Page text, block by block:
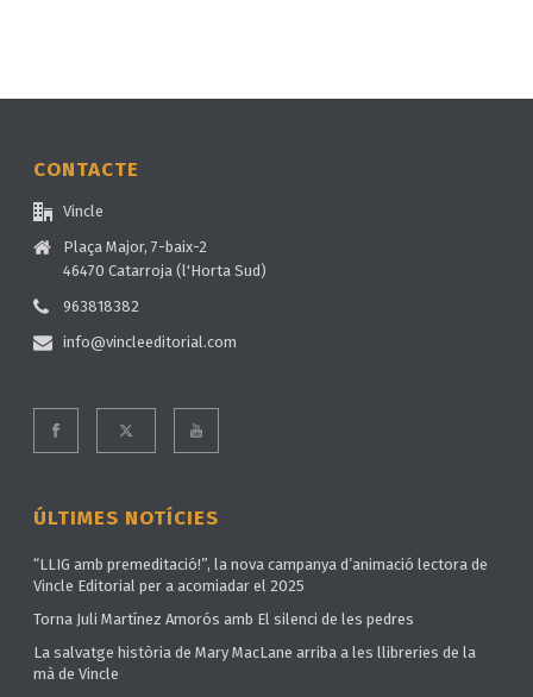
CONTACTE
Vincle
Plaça Major, 7-baix-2
46470 Catarroja (l'Horta Sud)
963818382
info@vincleeditorial.com
ÚLTIMES NOTÍCIES
“LLIG amb premeditació!”, la nova campanya d’animació lectora de
Vincle Editorial per a acomiadar el 2025
Torna Juli Martínez Amorós amb El silenci de les pedres
La salvatge història de Mary MacLane arriba a les llibreries de la
mà de Vincle